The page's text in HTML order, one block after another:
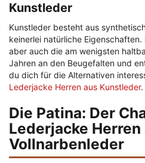
Kunstleder
Kunstleder besteht aus
keinerlei natürliche
aber auch die am wenigsten
Jahren an den Beugefalten und
du dich für die Alternativen
Lederjacke Herren aus Kunstleder.
Die Patina: Der
Lederjacke Herren
Vollnarbenleder